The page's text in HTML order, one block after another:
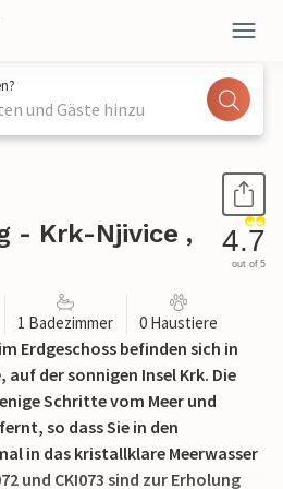
und Gäste hinzu
- Krk-Njivice ,
4.7
out of 5
1 Badezimmer 0 Haustiere
Erdgeschoss befinden sich in
der sonnigen Insel Krk. Die
Schritte vom Meer und
so dass Sie in den
in das kristallklare Meerwasser
und CKI073 sind zur Erholung